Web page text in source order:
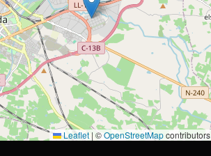
Leaflet | ©OpenStreetMapcontributors